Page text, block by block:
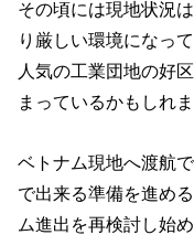
その頃には現地状況
り厳しい環境になっ
人気の工業団地の好
まっているかもしれま
ベトナム現地へ渡航
で出来る準備を進め
ム進出を再検討し始